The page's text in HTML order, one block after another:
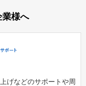
業様へ
げなどのサポートや周